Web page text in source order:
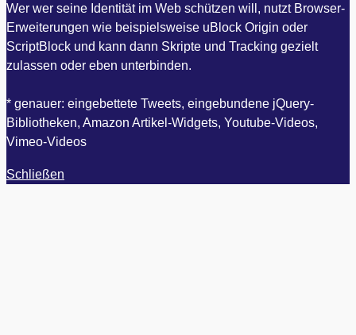
Wer wer seine Identität im Web schützen will, nutzt Browser-
Erweiterungen wie beispielsweise uBlock Origin oder
ScriptBlock und kann dann Skripte und Tracking gezielt
zulassen oder eben unterbinden.
* genauer: eingebettete Tweets, eingebundene jQuery-
Bibliotheken, Amazon Artikel-Widgets, Youtube-Videos,
Vimeo-Videos
Schließen